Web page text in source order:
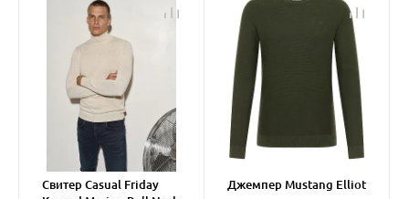
Свитер Casual Friday
Джемпер Mustang Elliot